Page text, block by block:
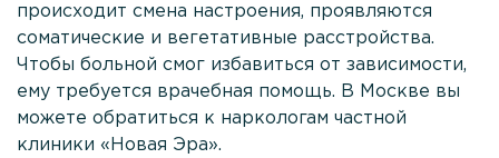
конфиденциальности
Лицензии и сертификаты
Отзывы
Стоимость услуг
происходит смена настроения, проявляются
соматические и вегетативные расстройства.
Чтобы больной смог избавиться от зависимости,
ему требуется врачебная помощь. В Москве вы
можете обратиться к наркологам частной
клиники «Новая Эра».